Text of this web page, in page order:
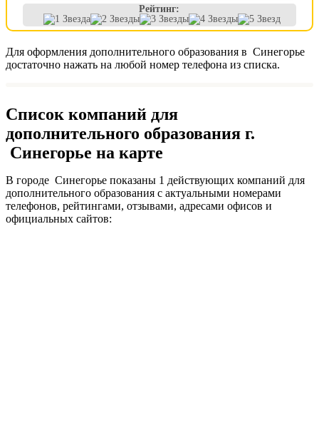
Рейтинг:
Для оформления дополнительного образования в Синегорье
достаточно нажать на любой номер телефона из списка.
Список компаний для
дополнительного образования г.
Синегорье на карте
В городе Синегорье показаны 1 действующих компаний для
дополнительного образования с актуальными номерами
телефонов, рейтингами, отзывами, адресами офисов и
официальных сайтов: